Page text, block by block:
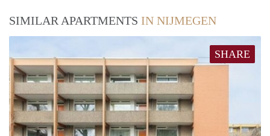
SIMILAR APARTMENTS IN NIJMEGEN
SHARE